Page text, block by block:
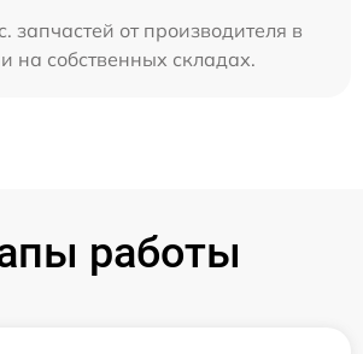
запчастей от производителя в
на собственных складах.
работы